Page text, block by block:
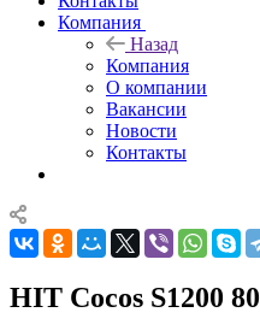
Компания
Назад
Компания
О компании
Вакансии
Новости
Контакты
HIT Cocos S1200